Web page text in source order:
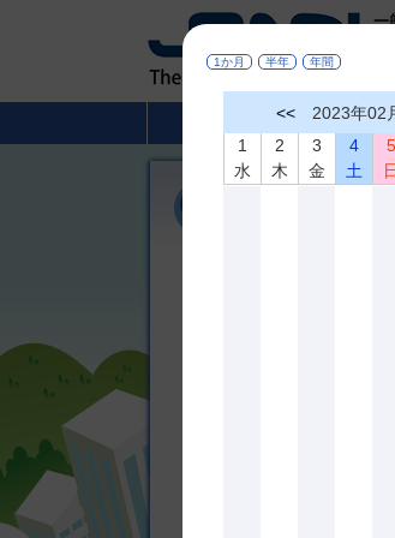
非破壊
1か月 半年 年間
<< 2023年02
1
水
2
木
3
金
4
土
5